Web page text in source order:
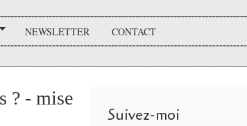
NEWSLETTER CONTACT
? - mise
Suivez-moi